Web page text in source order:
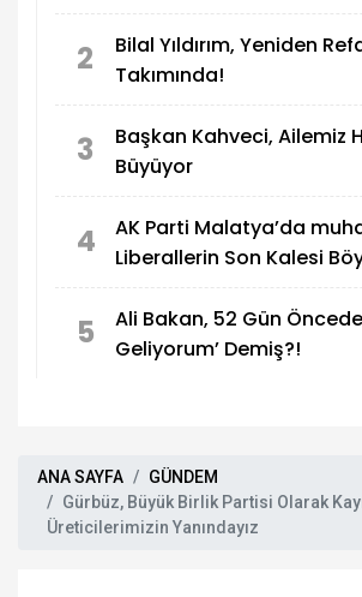
2
Bilal Yıldırım, Yeniden
Takımında!
3
Başkan Kahveci, Ailemiz
Büyüyor
4
AK Parti Malatya’da
Liberallerin Son Kalesi
5
Ali Bakan, 52 Gün
Geliyorum’ Demiş?!
ANA SAYFA
GÜNDEM
Gürbüz, Büyük Birlik Partisi Olarak
Üreticilerimizin Yanındayız